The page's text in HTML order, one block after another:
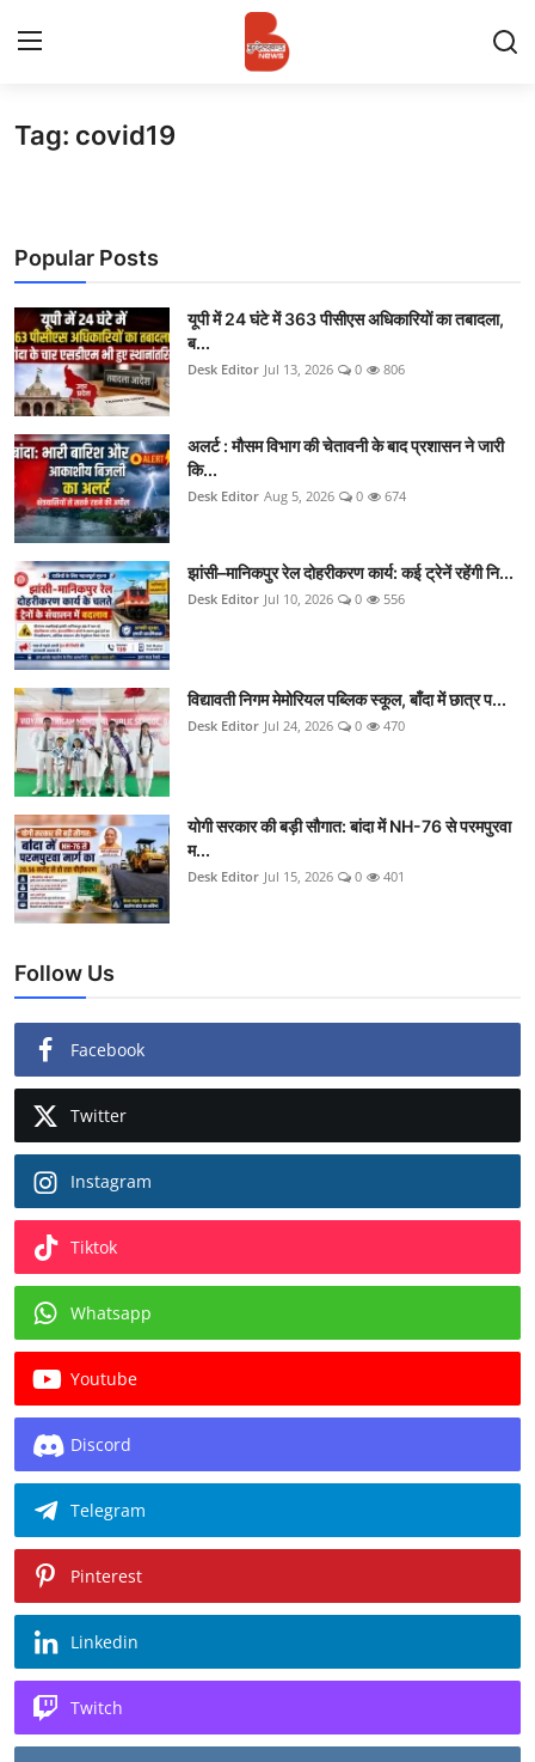
Login
प्रमुख ख़बर
अपना शहर
राज्य
बुन्देलखण्ड
वीडियो
स्पोर्ट्स
मनोरंजन
गैलरी
Tag: covid19
Popular Posts
यूपी में 24 घंटे में 363 पीसीएस अधिकारियों का तबादला,
ब...
Desk Editor Jul 13, 2026 0 806
अलर्ट : मौसम विभाग की चेतावनी के बाद प्रशासन ने जारी
कि...
Desk Editor Aug 5, 2026 0 674
झांसी–मानिकपुर रेल दोहरीकरण कार्य: कई ट्रेनें रहेंगी नि...
Desk Editor Jul 10, 2026 0 556
विद्यावती निगम मेमोरियल पब्लिक स्कूल, बाँदा में छात्र प...
Desk Editor Jul 24, 2026 0 470
योगी सरकार की बड़ी सौगात: बांदा में NH-76 से परमपुरवा
म...
Desk Editor Jul 15, 2026 0 401
Follow Us
Facebook
Twitter
Instagram
Tiktok
Whatsapp
Youtube
Discord
Telegram
Pinterest
Linkedin
Twitch